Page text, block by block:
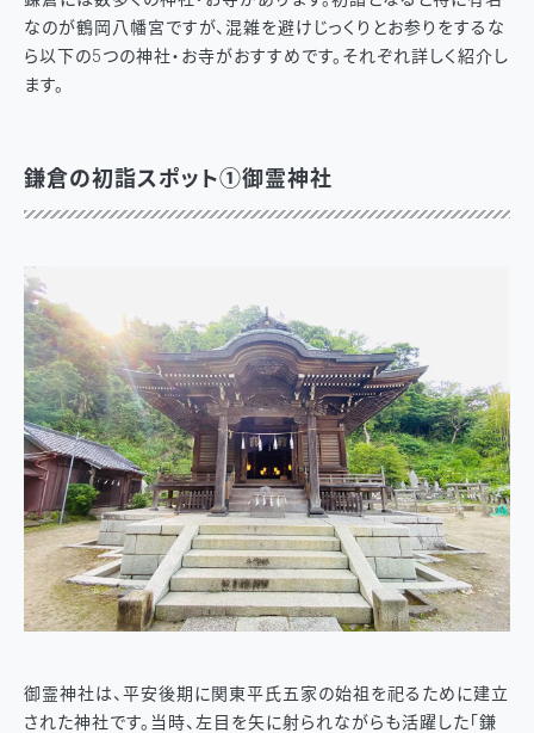
なのが鶴岡八幡宮ですが、混雑を避けじっくりとお参りをするな
ら以下の5つの神社・お寺がおすすめです。それぞれ詳しく紹介し
ます。
鎌倉の初詣スポット①御霊神社
御霊神社は、平安後期に関東平氏五家の始祖を祀るために建立
された神社です。当時、左目を矢に射られながらも活躍した「鎌